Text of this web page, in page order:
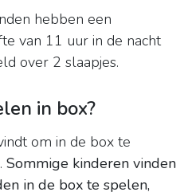
hebben een
van 11 uur in de nacht
over 2 slaapjes.
in box?
om in de box te
Sommige kinderen vinden
in de box te spelen,